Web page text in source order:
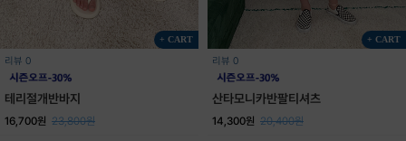
+ CART
리뷰 0
테리절개반바지
16,700원 23,800원
+ CART
리뷰 0
산타모니카반팔티셔츠
14,300원 20,400원